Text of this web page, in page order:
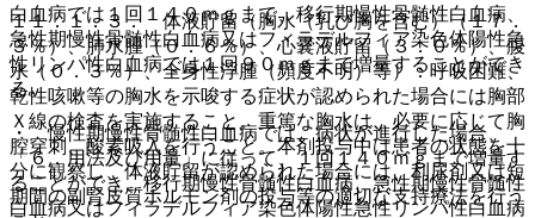
１１．１．３． 体液貯留（胸水（乳び胸を含む）（１７．
３％）、肺水腫（０．６％）、心嚢液貯留（３．０％）、腹
水（０．３％）、全身性浮腫（頻度不明）等）：呼吸困難、
乾性咳嗽等の胸水を示唆する症状が認められた場合には胸部
Ｘ線の検査を実施すること。重篤な胸水は、必要に応じて胸
腔穿刺、酸素吸入を行うこと。本剤投与中は患者の状態を十
分に観察し、体液貯留が認められた場合には、利尿剤又は短
期間の副腎皮質ホルモン剤の投与等の適切な支持療法を行う
白血病では１回１４０ｍｇまで、移行期慢性骨髄性白血病、
急性期慢性骨髄性白血病又はフィラデルフィア染色体陽性急
性リンパ性白血病では１回９０ｍｇまで増量することができ
る。
・ 慢性期慢性骨髄性白血病では、病状が進行した場合、
「６．用法及び用量」に従って、１回１４０ｍｇまで増量す
ることができ、移行期慢性骨髄性白血病、急性期慢性骨髄性
白血病又はフィラデルフィア染色体陽性急性リンパ性白血病